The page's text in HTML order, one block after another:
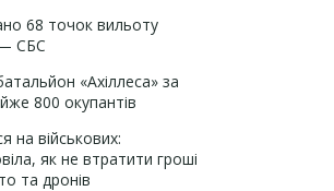
68 точок вильоту
СБС
«Ахіллеса» за
800 окупантів
на військових:
як не втратити гроші
та дронів